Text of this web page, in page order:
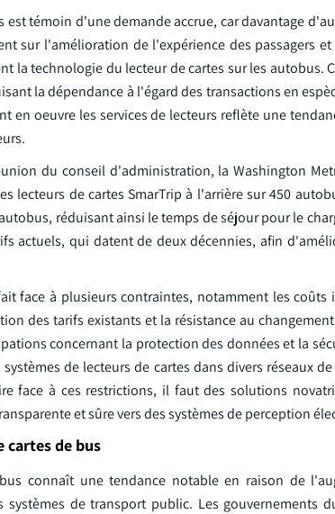
est témoin d'une demande accrue, car davantage
sur l'amélioration de l'expérience des passagers
la technologie du lecteur de cartes sur les autobus.
la dépendance à l'égard des transactions en
en oeuvre les services de lecteurs reflète une
du conseil d'administration, la Washington
lecteurs de cartes SmarTrip à l'arrière sur 450
réduisant ainsi le temps de séjour pour le
actuels, qui datent de deux décennies, afin
face à plusieurs contraintes, notamment les
des tarifs existants et la résistance au
concernant la protection des données et la
de lecteurs de cartes dans divers réseaux
face à ces restrictions, il faut des solutions
et sûre vers des systèmes de perception
cartes de bus
connaît une tendance notable en raison de
systèmes de transport public. Les